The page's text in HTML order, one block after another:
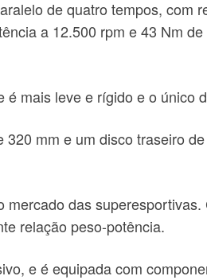
de quatro tempos, com
a 12.500 rpm e 43 Nm
mais leve e rígido e o único
mm e um disco traseiro
das
relação peso-potência.
e é equipada com